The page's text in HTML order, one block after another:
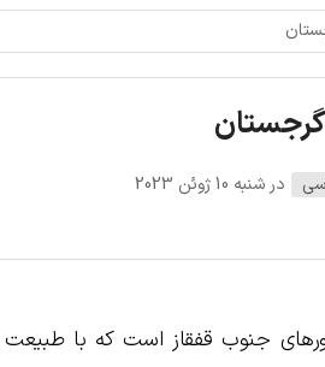
در شنبه 10 ژوئن 2023
جنوب قفقاز است که با طبیعت